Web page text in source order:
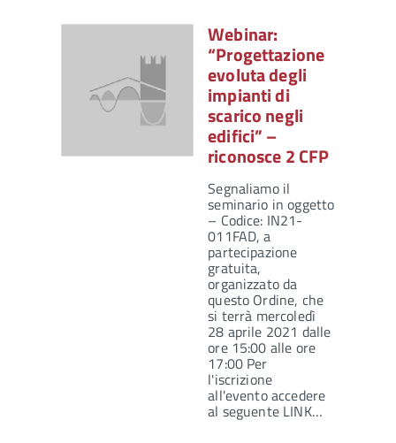
Webinar:
“Progettazione
evoluta degli
impianti di
scarico negli
edifici” –
riconosce 2 CFP
Segnaliamo il
seminario in oggetto
– Codice: IN21-
011FAD, a
partecipazione
gratuita,
organizzato da
questo Ordine, che
si terrà mercoledì
28 aprile 2021 dalle
ore 15:00 alle ore
17:00 Per
l'iscrizione
all'evento accedere
al seguente LINK…